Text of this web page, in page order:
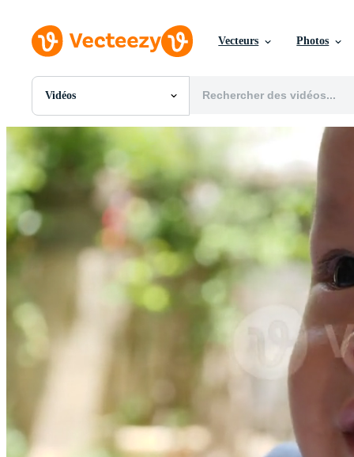
Vecteurs Photos
Vidéos
Toutes Images
Photos
Vecteurs
Motion graphics
Images Éditoriales
Événements Éditoriaux